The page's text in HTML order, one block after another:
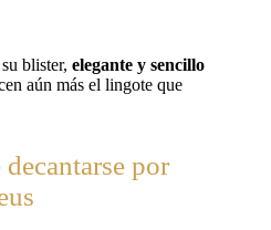
blister, elegante y sencillo
aún más el lingote que
por